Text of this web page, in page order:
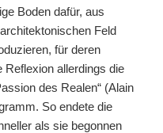
Boden dafür, aus
Feld
für deren
Reflexion allerdings die
des Realen“ (Alain
So endete die
als sie begonnen